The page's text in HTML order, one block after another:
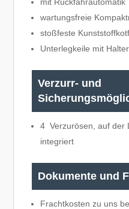
mit Rückfahrautomatik
wartungsfreie
stoßfeste
Unterlegkeile mit
Verzurr- und
4 Verzurösen, auf der
integriert
Dokumente und
Frachtkosten zu uns